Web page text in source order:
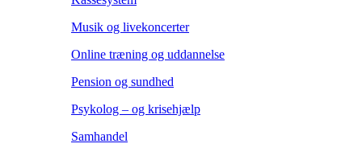
Musik og livekoncerter
Online træning og uddannelse
Pension og sundhed
Psykolog – og krisehjælp
Samhandel